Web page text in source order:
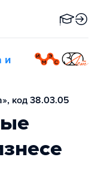
и
код 38.03.05